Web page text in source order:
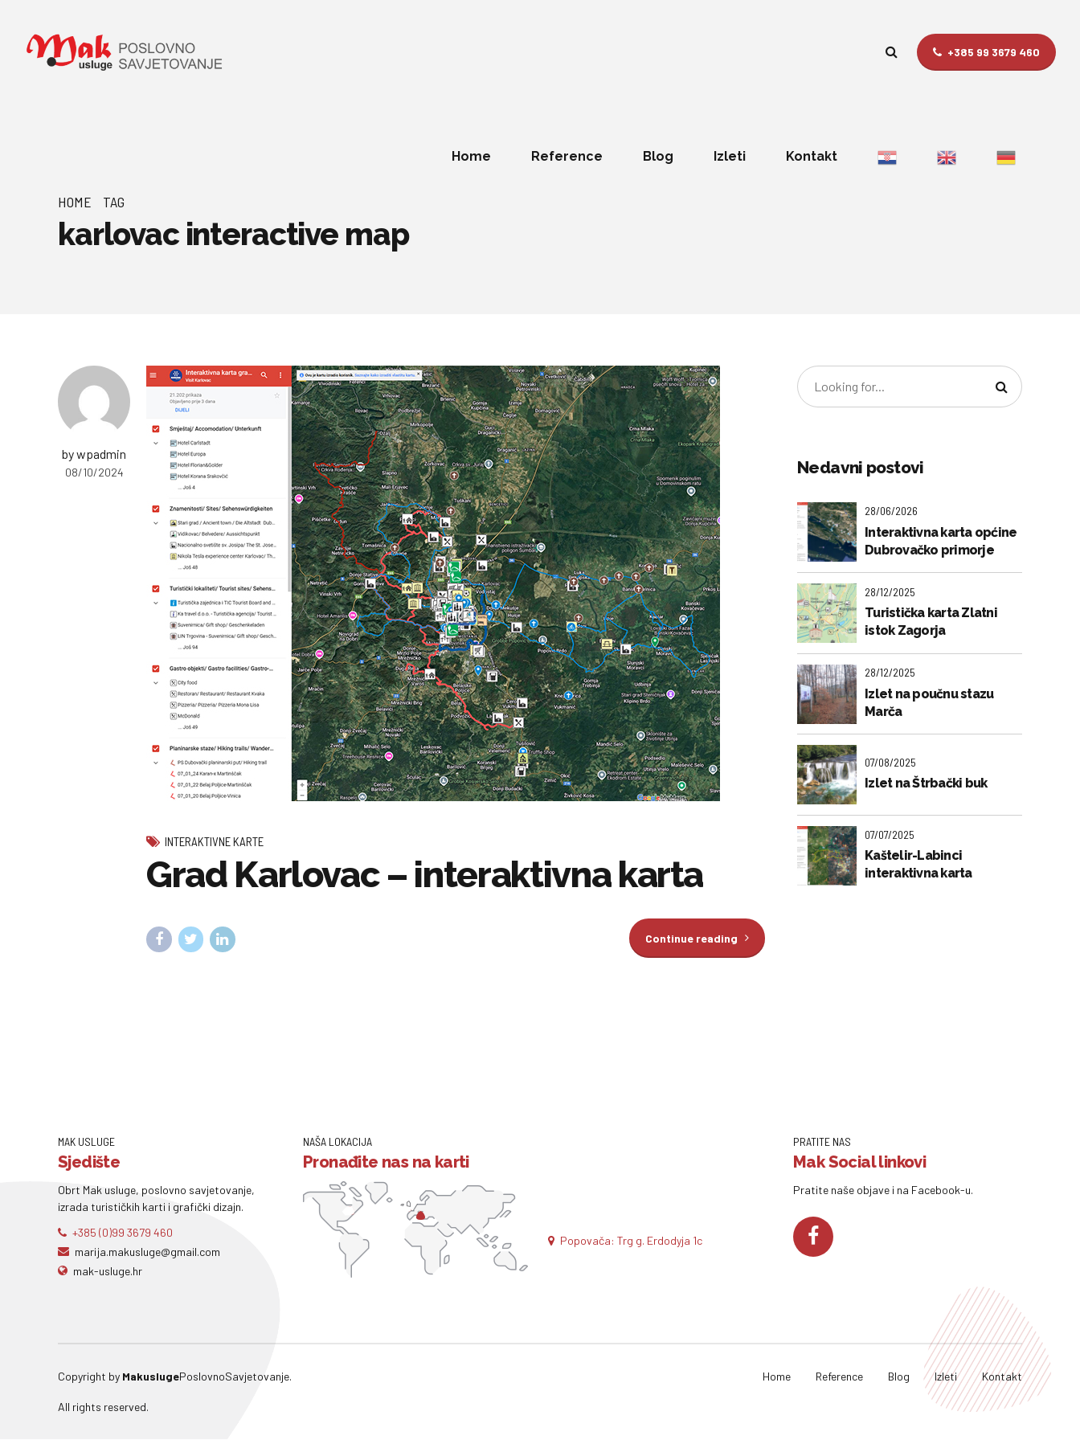
+385 99 3679 460
Home Reference Blog Izleti Kontakt
HOME TAG
karlovac interactive map
by wpadmin
08/10/2024
INTERAKTIVNE KARTE
Grad Karlovac – interaktivna karta
Continue reading
Nedavni postovi
28/06/2026
Interaktivna karta općine
Dubrovačko primorje
28/12/2025
Turistička karta Zlatni
istok Zagorja
28/12/2025
Izlet na poučnu stazu
Marča
07/08/2025
Izlet na Štrbački buk
07/07/2025
Kaštelir-Labinci
interaktivna karta
MAK USLUGE
Sjedište
Obrt Mak usluge, poslovno savjetovanje,
izrada turističkih karti i grafički dizajn.
+385 (0)99 3679 460
marija.makusluge@gmail.com
mak-usluge.hr
NAŠA LOKACIJA
Pronađite nas na karti
Popovača: Trg g. Erdodyja 1c
PRATITE NAS
Mak Social linkovi
Pratite naše objave i na Facebook-u.
Copyright by MakuslugePoslovnoSavjetovanje.
All rights reserved.
Home Reference Blog Izleti Kontakt